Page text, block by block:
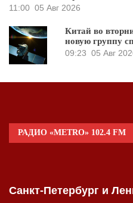
11:00 05 Авг 2026
Китай во
новую группу
09:23 05 Авг
РАДИО «METRO» 102.4 FM
Санкт-Петербург и